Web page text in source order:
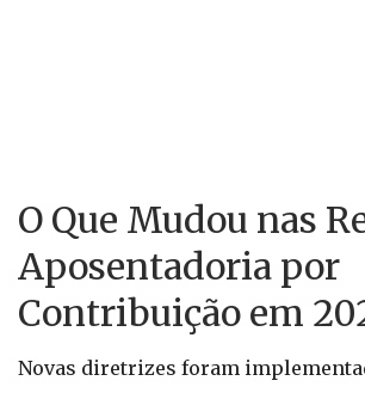
O Que Mudou nas
Aposentadoria por
Contribuição em
Novas diretrizes foram